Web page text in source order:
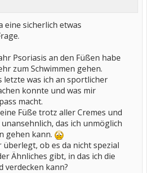
eine sicherlich etwas
Psoriasis an den Füßen habe
zum Schwimmen gehen.
letzte was ich an sportlicher
konnte und was mir
macht.
Füße trotz aller Cremes und
das ich unmöglich
gehen kann.
überlegt, ob es da nicht spezial
Ähnliches gibt, in das ich die
verdecken kann?